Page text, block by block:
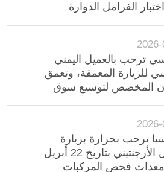
الفرامل الدوارة
ترحب بالعميل اليمني
للزيارة المعمقة، وتعمق
المخصص لتوسيع سوق
ترحب بحرارة بزيارة
العميل الأرجنتيني بتاريخ 22 أبريل
فحص المركبات